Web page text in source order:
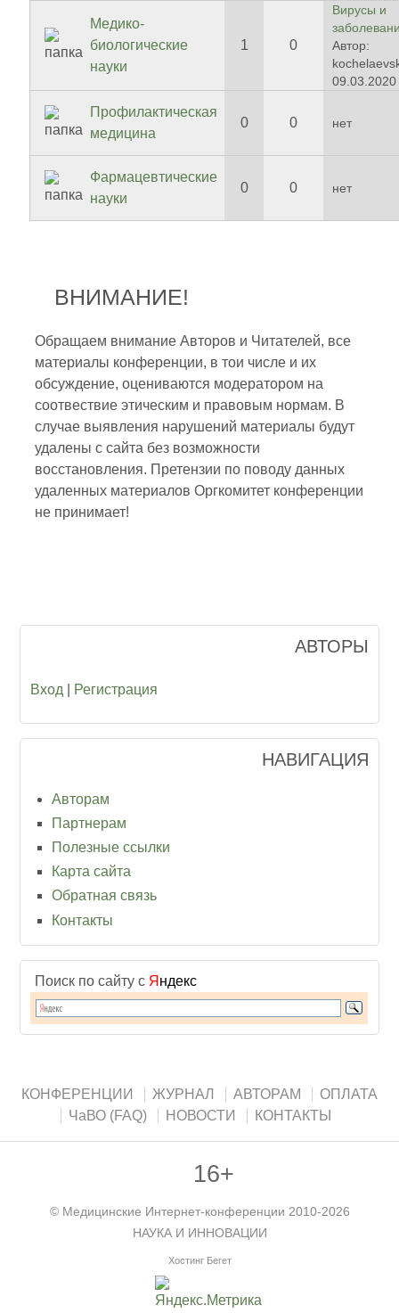
Медико-
биологические
науки
1 0
Вирусы и
Автор:
Профилактическая
медицина
0 0 нет
Фармацевтические
науки
0 0 нет
ВНИМАНИЕ!
Обращаем внимание Авторов и Читателей, все
материалы конференции, в тои числе и их
обсуждение, оцениваются модератором на
соотвествие этическим и правовым нормам. В
случае выявления нарушений материалы будут
удалены с сайта без возможности
восстановления. Претензии по поводу данных
удаленных материалов Оргкомитет конференции
не принимает!
АВТОРЫ
Вход Регистрация
НАВИГАЦИЯ
Авторам
Партнерам
Полезные ссылки
Карта сайта
Обратная связь
Контакты
Поиск по сайту с Я ндекс
КОНФЕРЕНЦИИ ЖУРНАЛ АВТОРАМ
ОПЛАТА
ЧаВО (FAQ)
НОВОСТИ КОНТАКТЫ
16+
© Медицинские Интернет-конференции 2010-2026
НАУКА И ИННОВАЦИИ
Хостинг Бегет